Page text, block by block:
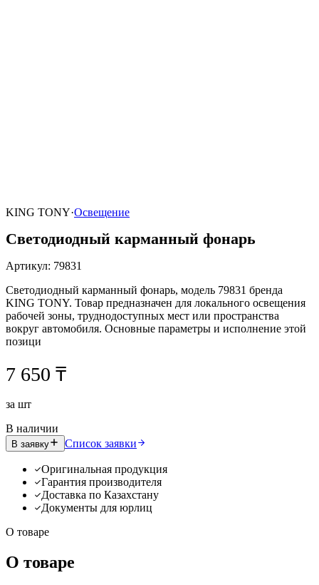
KING TONY·Освещение
Светодиодный карманный фонарь
Артикул: 79831
Светодиодный карманный фонарь, модель 79831 бренда
KING TONY. Товар предназначен для локального освещения
рабочей зоны, труднодоступных мест или пространства
вокруг автомобиля. Основные параметры и исполнение этой
позици
7 650 ₸
за шт
В наличии
В заявку Список заявки
Оригинальная продукция
Гарантия производителя
Доставка по Казахстану
Документы для юрлиц
О товаре
О товаре